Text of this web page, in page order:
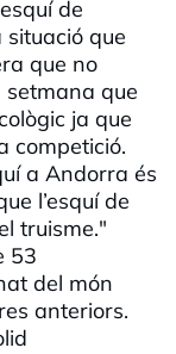
de
que
que no
que
ja que
competició.
a Andorra és
l’esquí de
truisme."
53
del món
anteriors.